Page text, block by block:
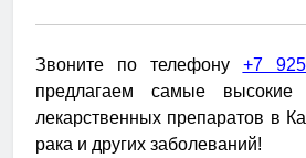
Звоните по телефону +7
предлагаем самые
лекарственных препаратов в
рака и других заболеваний!